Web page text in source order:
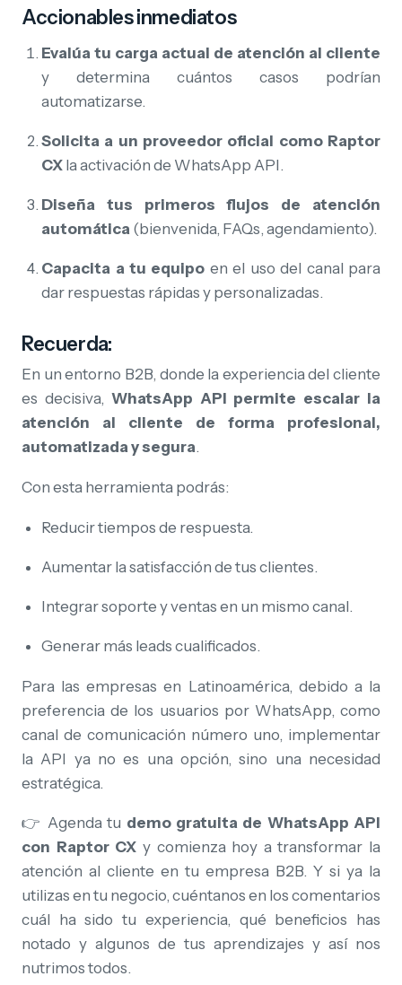
Accionables inmediatos
Evalúa tu carga actual de atención al cliente
y determina cuántos casos podrían
automatizarse.
Solicita a un proveedor oficial como Raptor
CX la activación de WhatsApp API.
Diseña tus primeros flujos de atención
automática (bienvenida, FAQs, agendamiento).
Capacita a tu equipo en el uso del canal para
dar respuestas rápidas y personalizadas.
Recuerda:
En un entorno B2B, donde la experiencia del cliente
es decisiva, WhatsApp API permite escalar la
atención al cliente de forma profesional,
automatizada y segura.
Con esta herramienta podrás:
Reducir tiempos de respuesta.
Aumentar la satisfacción de tus clientes.
Integrar soporte y ventas en un mismo canal.
Generar más leads cualificados.
Para las empresas en Latinoamérica, debido a la
preferencia de los usuarios por WhatsApp, como
canal de comunicación número uno, implementar
la API ya no es una opción, sino una necesidad
estratégica.
👉 Agenda tu demo gratuita de WhatsApp API
con Raptor CX y comienza hoy a transformar la
atención al cliente en tu empresa B2B. Y si ya la
utilizas en tu negocio, cuéntanos en los comentarios
cuál ha sido tu experiencia, qué beneficios has
notado y algunos de tus aprendizajes y así nos
nutrimos todos.